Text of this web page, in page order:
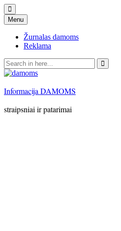
Menu Skip
to
content
Žurnalas damoms
Reklama
Search
for:
Informacija DAMOMS
straipsniai ir patarimai